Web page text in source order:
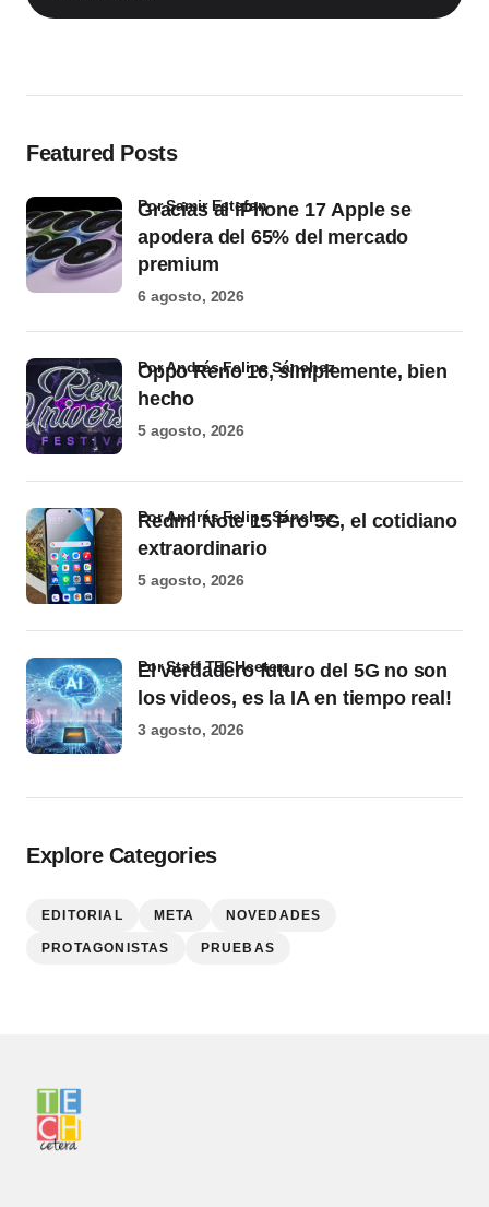
Featured Posts
Gracias al iPhone 17 Apple se
apodera del 65% del mercado
premium
por Samir Estefan
6 agosto, 2026
Oppo Reno 16, simplemente, bien
hecho
por Andrés Felipe Sánchez
5 agosto, 2026
Redmi Note 15 Pro 5G, el cotidiano
extraordinario
por Andrés Felipe Sánchez
5 agosto, 2026
El verdadero futuro del 5G no son
los videos, es la IA en tiempo real!
por Staff TECHcetera
3 agosto, 2026
Explore Categories
EDITORIAL META NOVEDADES
PROTAGONISTAS PRUEBAS